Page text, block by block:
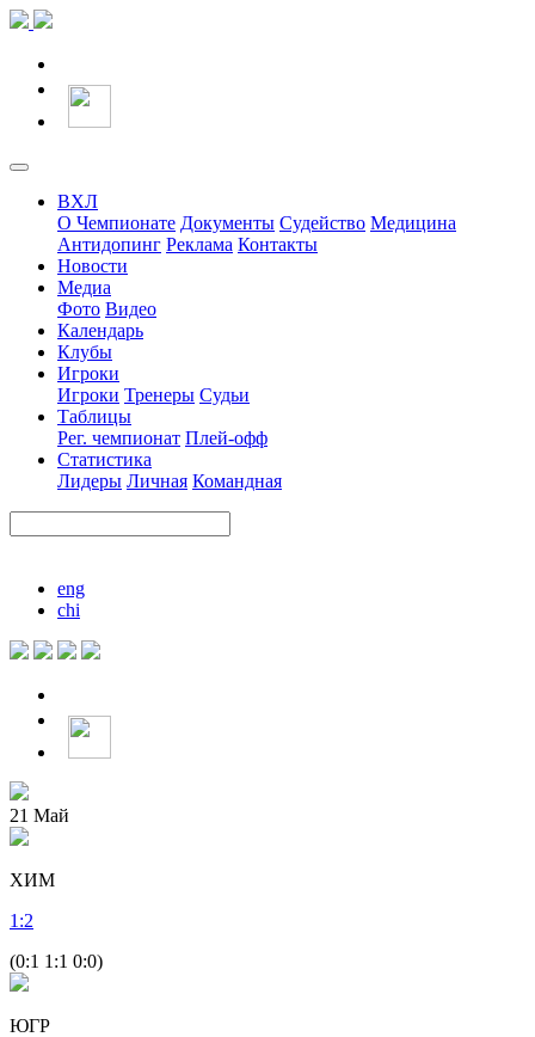
ВХЛ
О Чемпионате Документы Судейство Медицина
Антидопинг Реклама Контакты
Новости
Медиа
Фото Видео
Календарь
Клубы
Игроки
Игроки Тренеры Судьи
Таблицы
Рег. чемпионат Плей-офф
Статистика
Лидеры Личная Командная
eng
chi
21 Май
ХИМ
1 :2
(0:1 1:1 0:0)
ЮГР